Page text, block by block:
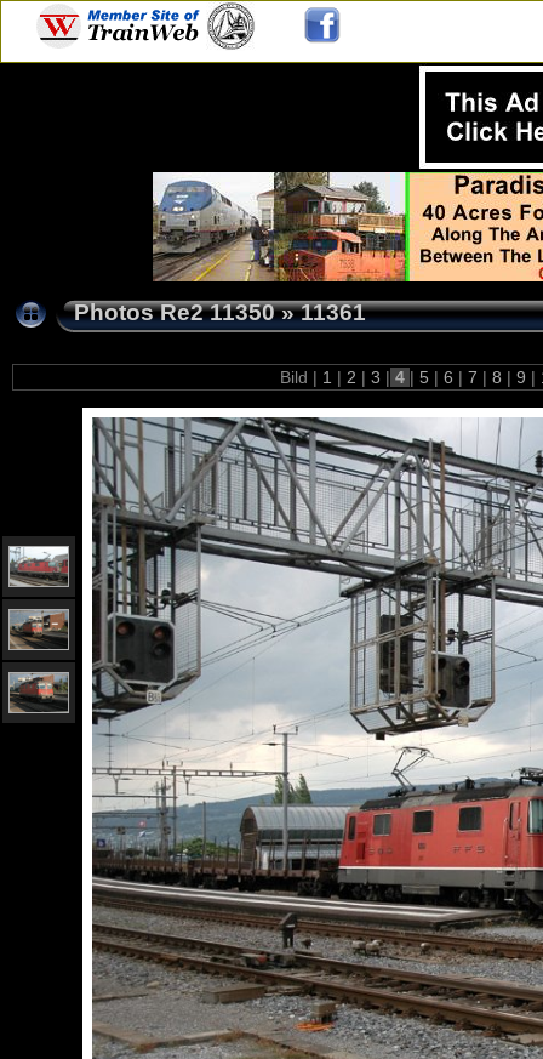
Photos Re2 11350»11361
Bild | 1 | 2 | 3 | 4 | 5 | 6 | 7 | 8 | 9 |